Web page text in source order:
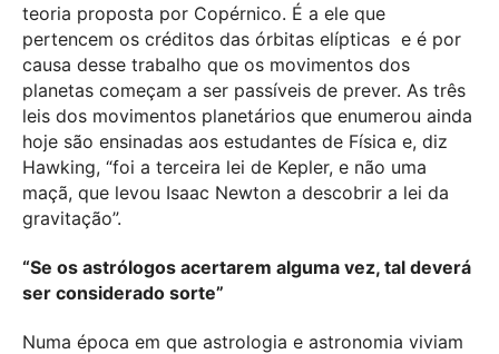
teoria proposta por Copérnico. É a ele que
pertencem os créditos das órbitas elípticas e é por
causa desse trabalho que os movimentos dos
planetas começam a ser passíveis de prever. As três
leis dos movimentos planetários que enumerou ainda
hoje são ensinadas aos estudantes de Física e, diz
Hawking, “foi a terceira lei de Kepler, e não uma
maçã, que levou Isaac Newton a descobrir a lei da
gravitação”.
“Se os astrólogos acertarem alguma vez, tal deverá
ser considerado sorte”
Numa época em que astrologia e astronomia viviam